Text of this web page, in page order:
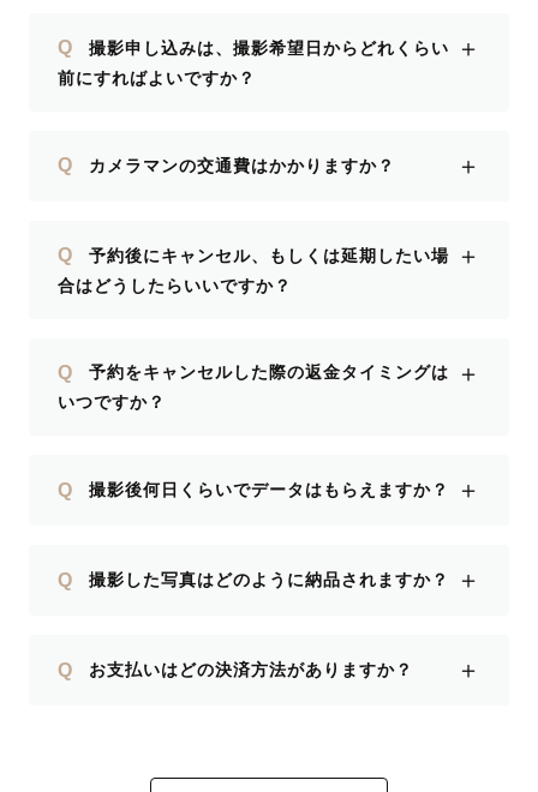
Q
撮影申し込みは、撮影希望日からどれくらい
前にすればよいですか？
＋
Q カメラマンの交通費はかかりますか？ ＋
Q
予約後にキャンセル、もしくは延期したい場
合はどうしたらいいですか？
＋
Q
予約をキャンセルした際の返金タイミングは
いつですか？
＋
Q 撮影後何日くらいでデータはもらえますか？ ＋
Q 撮影した写真はどのように納品されますか？ ＋
Q お支払いはどの決済方法がありますか？ ＋